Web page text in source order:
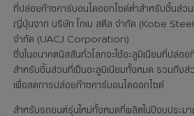
ที่ปล่อยก๊าซคาร์บอนไดออกไซด์ต่ำสำหรับชิ้นส่ว
ญี่ปุ่นจาก บริษัท โกเบ สตีล จำกัด (Kobe
จำกัด (UACJ Corporation)
ซึ่งในอนาคตนิสสันทั่วโลกจะใช้อะลูมิเนียมที่ปล่อ
สำหรับชิ้นส่วนที่เป็นอะลูมิเนียมทั้งหมด รวมถึง
เพื่อลดการปล่อยก๊าซคาร์บอนไดออกไซด์
สำหรับรถยนต์รุ่นใหม่ทั้งหมดที่ผลิตในปีงบประม